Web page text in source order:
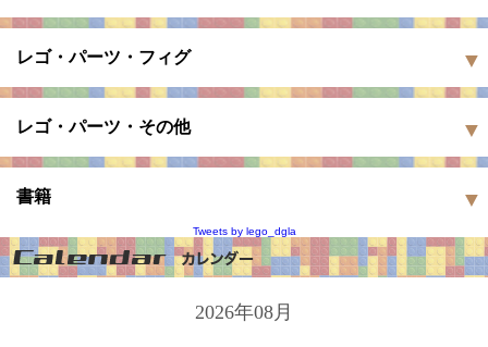
レゴ・パーツ・フィグ
レゴ・パーツ・その他
書籍
Tweets by lego_dgla
2026年08月